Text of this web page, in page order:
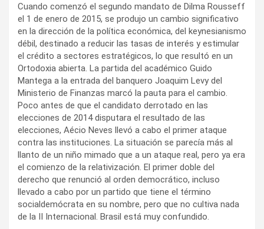
Cuando comenzó el segundo mandato de Dilma Rousseff
el 1 de enero de 2015, se produjo un cambio significativo
en la dirección de la política económica, del keynesianismo
débil, destinado a reducir las tasas de interés y estimular
el crédito a sectores estratégicos, lo que resultó en un
Ortodoxia abierta. La partida del académico Guido
Mantega a la entrada del banquero Joaquim Levy del
Ministerio de Finanzas marcó la pauta para el cambio.
Poco antes de que el candidato derrotado en las
elecciones de 2014 disputara el resultado de las
elecciones, Aécio Neves llevó a cabo el primer ataque
contra las instituciones. La situación se parecía más al
llanto de un niño mimado que a un ataque real, pero ya era
el comienzo de la relativización. El primer doble del
derecho que renunció al orden democrático, incluso
llevado a cabo por un partido que tiene el término
socialdemócrata en su nombre, pero que no cultiva nada
de la II Internacional. Brasil está muy confundido.